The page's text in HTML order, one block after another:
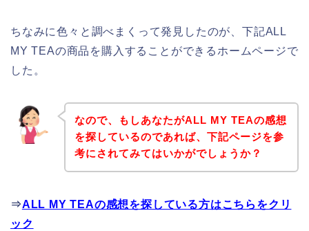
ちなみに色々と調べまくって発見したのが、下記ALL
MY TEAの商品を購入することができるホームページで
した。
なので、もしあなたがALL MY TEAの感想
を探しているのであれば、下記ページを参
考にされてみてはいかがでしょうか？
⇒ALL MY TEAの感想を探している方はこちらをクリ
ック